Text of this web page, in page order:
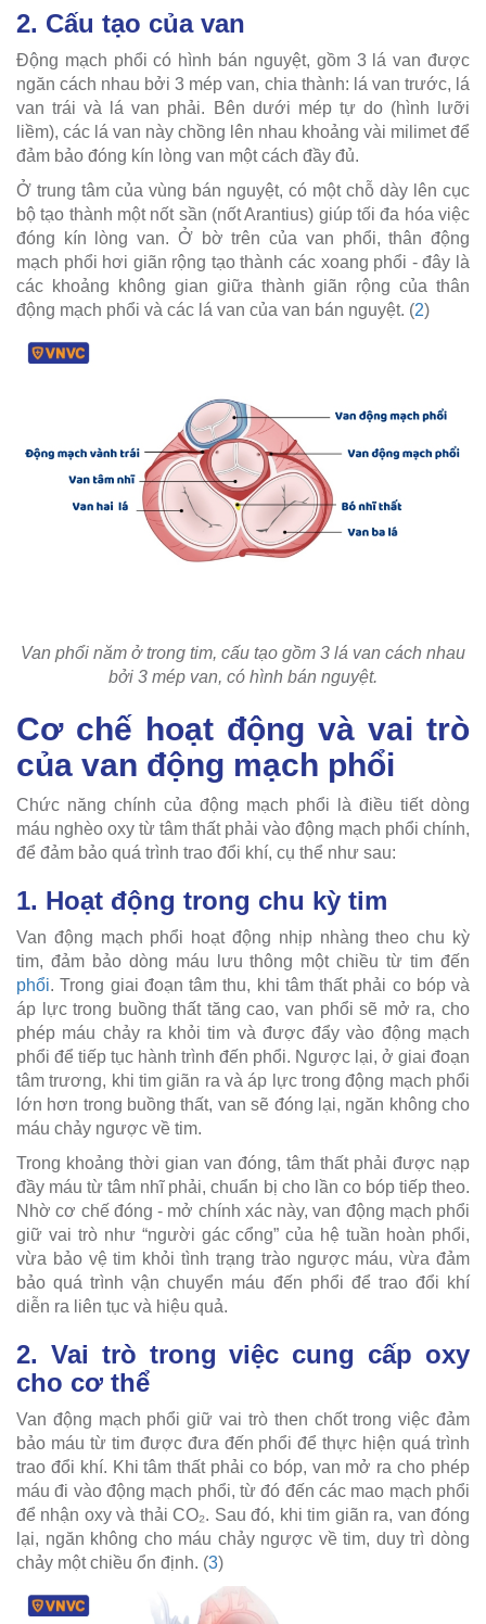
2. Cấu tạo của van
Động mạch phổi có hình bán nguyệt, gồm 3 lá van được
ngăn cách nhau bởi 3 mép van, chia thành: lá van trước, lá
van trái và lá van phải. Bên dưới mép tự do (hình lưỡi
liềm), các lá van này chồng lên nhau khoảng vài milimet để
đảm bảo đóng kín lòng van một cách đầy đủ.
Ở trung tâm của vùng bán nguyệt, có một chỗ dày lên cục
bộ tạo thành một nốt sần (nốt Arantius) giúp tối đa hóa việc
đóng kín lòng van. Ở bờ trên của van phổi, thân động
mạch phổi hơi giãn rộng tạo thành các xoang phổi - đây là
các khoảng không gian giữa thành giãn rộng của thân
động mạch phổi và các lá van của van bán nguyệt. (2)
Van phổi năm ở trong tim, cấu tạo gồm 3 lá van cách nhau
bởi 3 mép van, có hình bán nguyệt.
Cơ chế hoạt động và vai trò
của van động mạch phổi
Chức năng chính của động mạch phổi là điều tiết dòng
máu nghèo oxy từ tâm thất phải vào động mạch phổi chính,
để đảm bảo quá trình trao đổi khí, cụ thể như sau:
1. Hoạt động trong chu kỳ tim
Van động mạch phổi hoạt động nhịp nhàng theo chu kỳ
tim, đảm bảo dòng máu lưu thông một chiều từ tim đến
phổi. Trong giai đoạn tâm thu, khi tâm thất phải co bóp và
áp lực trong buồng thất tăng cao, van phổi sẽ mở ra, cho
phép máu chảy ra khỏi tim và được đẩy vào động mạch
phổi để tiếp tục hành trình đến phổi. Ngược lại, ở giai đoạn
tâm trương, khi tim giãn ra và áp lực trong động mạch phổi
lớn hơn trong buồng thất, van sẽ đóng lại, ngăn không cho
máu chảy ngược về tim.
Trong khoảng thời gian van đóng, tâm thất phải được nạp
đầy máu từ tâm nhĩ phải, chuẩn bị cho lần co bóp tiếp theo.
Nhờ cơ chế đóng - mở chính xác này, van động mạch phổi
giữ vai trò như “người gác cổng” của hệ tuần hoàn phổi,
vừa bảo vệ tim khỏi tình trạng trào ngược máu, vừa đảm
bảo quá trình vận chuyển máu đến phổi để trao đổi khí
diễn ra liên tục và hiệu quả.
2. Vai trò trong việc cung cấp oxy
cho cơ thể
Van động mạch phổi giữ vai trò then chốt trong việc đảm
bảo máu từ tim được đưa đến phổi để thực hiện quá trình
trao đổi khí. Khi tâm thất phải co bóp, van mở ra cho phép
máu đi vào động mạch phổi, từ đó đến các mao mạch phổi
để nhận oxy và thải CO₂. Sau đó, khi tim giãn ra, van đóng
lại, ngăn không cho máu chảy ngược về tim, duy trì dòng
chảy một chiều ổn định. (3)